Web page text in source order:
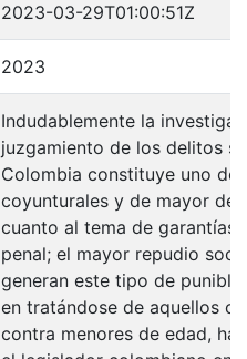
2023-03-29T01:00:51Z
2023
Indudablemente la
juzgamiento de los delitos
Colombia constituye uno de
coyunturales y de mayor
cuanto al tema de garantías
penal; el mayor repudio
generan este tipo de
en tratándose de aquellos
contra menores de edad, ha